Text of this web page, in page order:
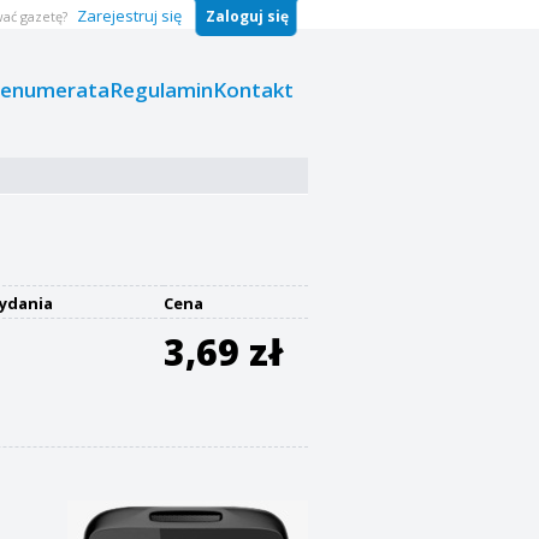
RegulaminKontakt
gazetę? Zarejestruj się Zaloguj się
Cena
3,69 zł